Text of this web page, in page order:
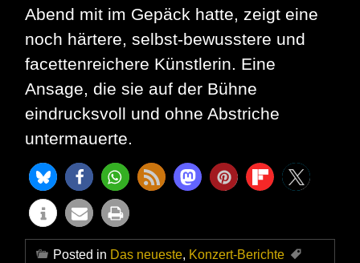
Abend mit im Gepäck hatte, zeigt eine
noch härtere, selbst-bewusstere und
facettenreichere Künstlerin. Eine
Ansage, die sie auf der Bühne
eindrucksvoll und ohne Abstriche
untermauerte.
Posted in Das neueste, Konzert-Berichte